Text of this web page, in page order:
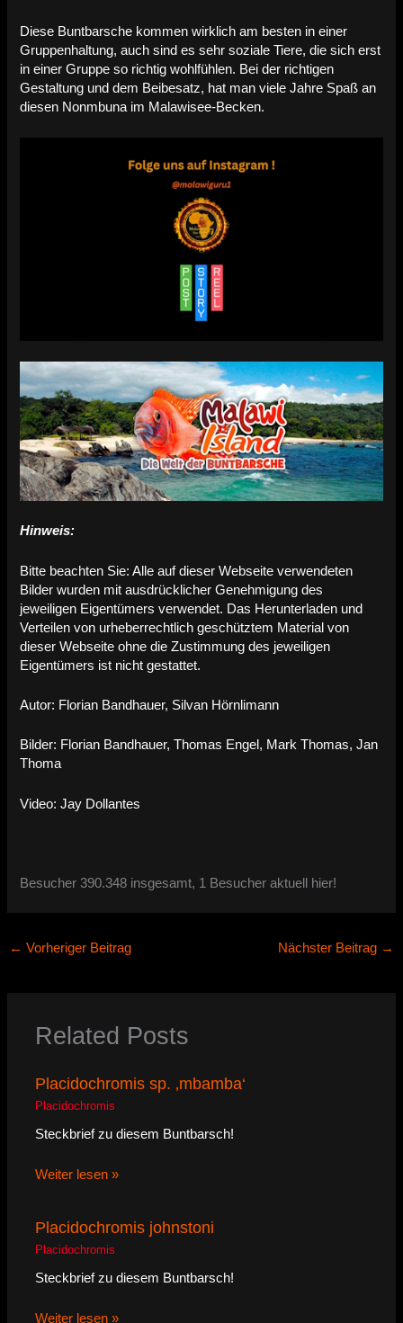
Diese Buntbarsche kommen wirklich am besten in einer
Gruppenhaltung, auch sind es sehr soziale Tiere, die sich erst
in einer Gruppe so richtig wohlfühlen. Bei der richtigen
Gestaltung und dem Beibesatz, hat man viele Jahre Spaß an
diesen Nonmbuna im Malawisee-Becken.
Hinweis:
Bitte beachten Sie: Alle auf dieser Webseite verwendeten
Bilder wurden mit ausdrücklicher Genehmigung des
jeweiligen Eigentümers verwendet. Das Herunterladen und
Verteilen von urheberrechtlich geschütztem Material von
dieser Webseite ohne die Zustimmung des jeweiligen
Eigentümers ist nicht gestattet.
Autor: Florian Bandhauer, Silvan Hörnlimann
Bilder: Florian Bandhauer, Thomas Engel, Mark Thomas, Jan
Thoma
Video: Jay Dollantes
Besucher 390.348 insgesamt, 1 Besucher aktuell hier!
← Vorheriger Beitrag Nächster Beitrag →
Related Posts
Placidochromis sp. ‚mbamba‘
Placidochromis
Steckbrief zu diesem Buntbarsch!
Weiter lesen »
Placidochromis johnstoni
Placidochromis
Steckbrief zu diesem Buntbarsch!
Weiter lesen »